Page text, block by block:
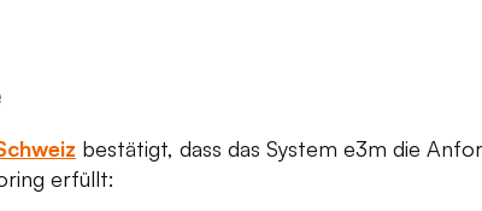
bestätigt, dass das System e3m die
erfüllt: